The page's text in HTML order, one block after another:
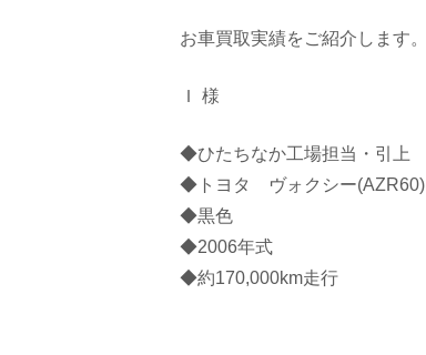
お車買取実績をご紹介します。
Ｉ 様
◆ひたちなか工場担当・引上
◆トヨタ ヴォクシー(AZR60)
◆黒色
◆2006年式
◆約170,000km走行